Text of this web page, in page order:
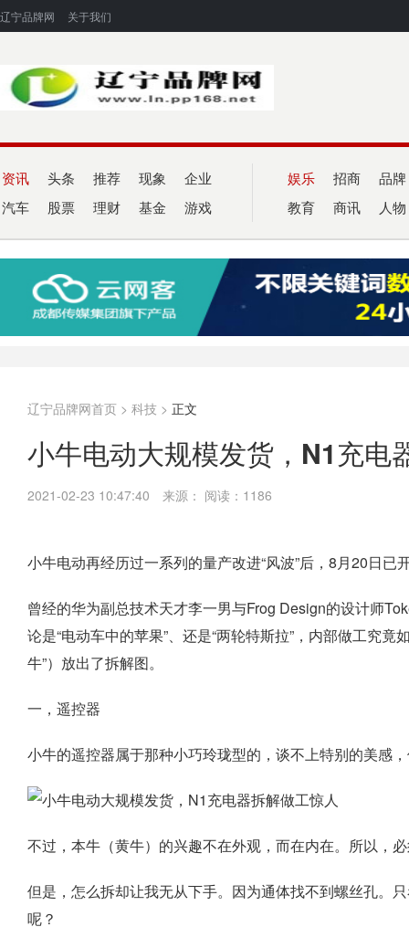
辽宁品牌网 关于我们
资讯 头条 推荐 现象 企业
汽车 股票 理财 基金 游戏
娱乐 招商 品牌
教育 商讯 人物
辽宁品牌网首页 > 科技 > 正文
小牛电动大规模发货，N1充电
2021-02-23 10:47:40 来源： 阅读：1186
小牛电动再经历过一系列的量产改进“风波”后，8月20日已
曾经的华为副总技术天才李一男与Frog Design的设计师
论是“电动车中的苹果”、还是“两轮特斯拉”，内部做工究
牛”）放出了拆解图。
一，遥控器
小牛的遥控器属于那种小巧玲珑型的，谈不上特别的美
不过，本牛（黄牛）的兴趣不在外观，而在内在。所以，
但是，怎么拆却让我无从下手。因为通体找不到螺丝孔。
呢？